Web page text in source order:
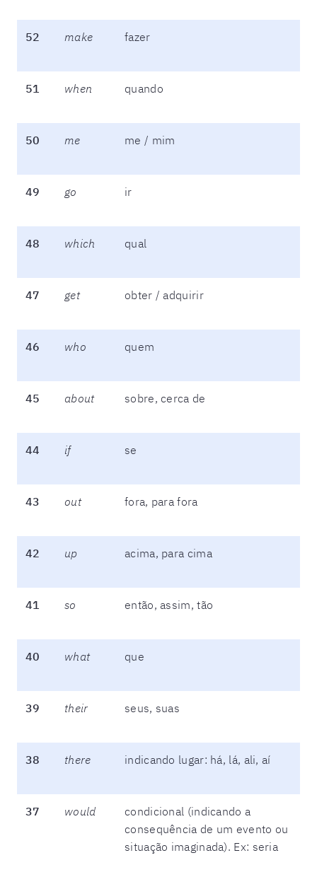
52 make fazer
51 when quando
50 me me / mim
49 go ir
48 which qual
47 get obter / adquirir
46 who quem
45 about sobre, cerca de
44 if se
43 out fora, para fora
42 up acima, para cima
41 so então, assim, tão
40 what que
39 their seus, suas
38 there indicando lugar: há, lá, ali, aí
37 would
condicional (indicando a
consequência de um evento ou
situação imaginada). Ex: seria